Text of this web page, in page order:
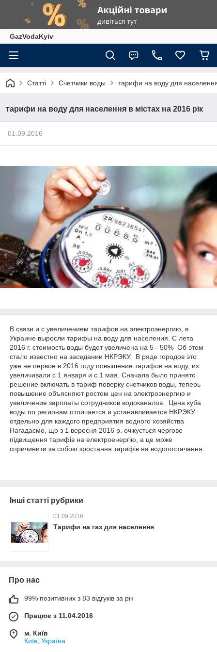
GazVodaKyiv
Статті Счетчики воды тарифи на воду для
тарифи на воду для населення в містах на 2016 рік
01.09.2016
В связи и с увеличением тарифов на электроэнергию, в
Украине выросли тарифы на воду для населения. С лета
2016 г. стоимость воды будет увеличена на 5 - 50% Об этом
стало известно на заседании НКРЭКУ. В ряде городов это
уже не первое в 2016 году повышение тарифов на воду, их
увеличивали с 1 января и с 1 мая. Сначала было принято
решение включать в тариф поверку счетчиков воды, теперь
повышение объясняют ростом цен на электроэнергию и
увеличение зарплаты сотрудников водоканалов. Цена куба
воды по регионам отличается и устанавливается НКРЭКУ
отдельно для каждого предприятия водного хозяйства
Нагадаємо, що з 1 вересня 2016 р. очікується чергове
підвищення тарифів на електроенергію, а це може
спричинити за собою зростання тарифів на водопостачання.
Інші статті рубрики
01.09.2016
Тарифи на газ для населення
Про нас
99% позитивних з 83 відгуків за рік
Працює з 11.04.2016
м. Київ
Київ, Україна